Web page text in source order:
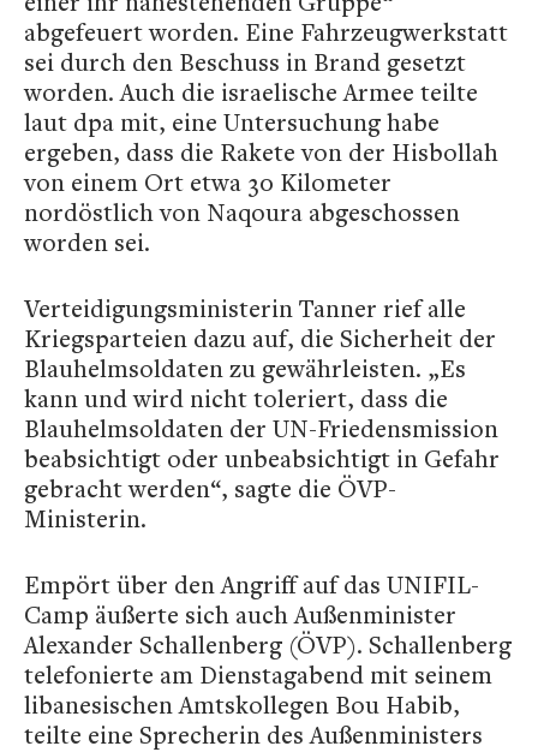
abgefeuert worden. Eine Fahrzeugwerkstatt
sei durch den Beschuss in Brand gesetzt
worden. Auch die israelische Armee teilte
laut dpa mit, eine Untersuchung habe
ergeben, dass die Rakete von der Hisbollah
von einem Ort etwa 30 Kilometer
nordöstlich von Naqoura abgeschossen
worden sei.
Verteidigungsministerin Tanner rief alle
Kriegsparteien dazu auf, die Sicherheit der
Blauhelmsoldaten zu gewährleisten. „Es
kann und wird nicht toleriert, dass die
Blauhelmsoldaten der UN-Friedensmission
beabsichtigt oder unbeabsichtigt in Gefahr
gebracht werden“, sagte die ÖVP-
Ministerin.
Empört über den Angriff auf das UNIFIL-
Camp äußerte sich auch Außenminister
Alexander Schallenberg (ÖVP). Schallenberg
telefonierte am Dienstagabend mit seinem
libanesischen Amtskollegen Bou Habib,
teilte eine Sprecherin des Außenministers